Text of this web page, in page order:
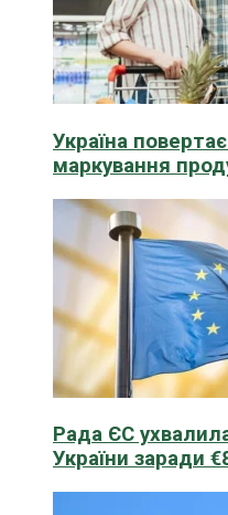
Україна
маркування
Рада ЄС
України заради